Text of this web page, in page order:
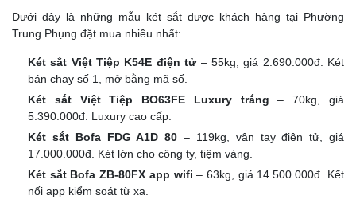
Dưới đây là những mẫu két sắt được khách hàng tại Phường
Trung Phụng đặt mua nhiều nhất:
Két sắt Việt Tiệp K54E điện tử– 55kg, giá 2.690.000đ. Két
bán chạy số 1, mở bằng mã số.
Két sắt Việt Tiệp BO63FE Luxury trắng – 70kg, giá
5.390.000đ. Luxury cao cấp.
Két sắt Bofa FDG A1D 80 – 119kg, vân tay điện tử, giá
17.000.000đ. Két lớn cho công ty, tiệm vàng.
Két sắt Bofa ZB-80FX app wifi – 63kg, giá 14.500.000đ. Kết
nối app kiểm soát từ xa.